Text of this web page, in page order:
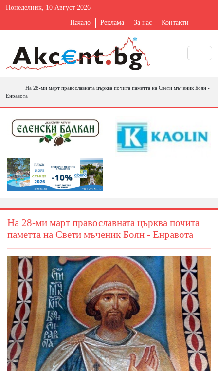
Понеделник, 10 Август 2026
Начало Реклама За нас Контакти
На 28-ми март православната църква почита паметта на Свети мъченик Боян -
Енравота
На 28-ми март православната църква почита
паметта на Свети мъченик Боян - Енравота